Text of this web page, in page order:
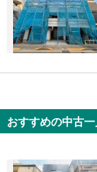
おすすめの中古